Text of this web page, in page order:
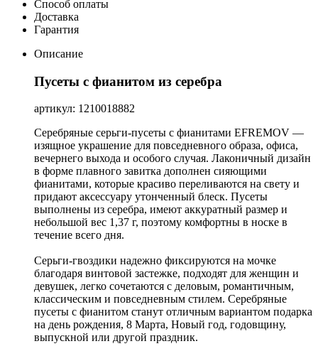
Способ оплаты
Доставка
Гарантия
Описание
Пусеты с фианитом из серебра
артикул: 1210018882
Серебряные серьги-пусеты с фианитами EFREMOV —
изящное украшение для повседневного образа, офиса,
вечернего выхода и особого случая. Лаконичный дизайн
в форме плавного завитка дополнен сияющими
фианитами, которые красиво переливаются на свету и
придают аксессуару утонченный блеск. Пусеты
выполнены из серебра, имеют аккуратный размер и
небольшой вес 1,37 г, поэтому комфортны в носке в
течение всего дня.
Серьги-гвоздики надежно фиксируются на мочке
благодаря винтовой застежке, подходят для женщин и
девушек, легко сочетаются с деловым, романтичным,
классическим и повседневным стилем. Серебряные
пусеты с фианитом станут отличным вариантом подарка
на день рождения, 8 Марта, Новый год, годовщину,
выпускной или другой праздник.